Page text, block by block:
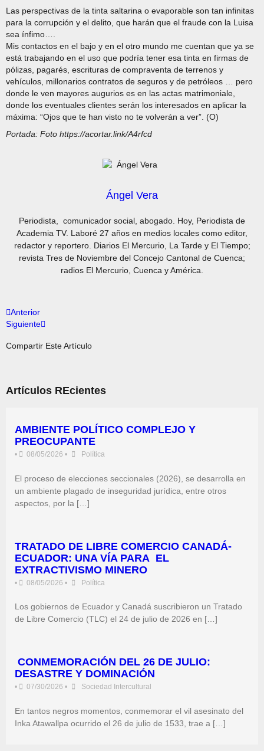
Las perspectivas de la tinta saltarina o evaporable son tan infinitas
para la corrupción y el delito, que harán que el fraude con la Luisa
sea ínfimo….
Mis contactos en el bajo y en el otro mundo me cuentan que ya se
está trabajando en el uso que podría tener esa tinta en firmas de
pólizas, pagarés, escrituras de compraventa de terrenos y
vehículos, millonarios contratos de seguros y de petróleos … pero
donde le ven mayores augurios es en las actas matrimoniale,
donde los eventuales clientes serán los interesados en aplicar la
máxima: “Ojos que te han visto no te volverán a ver”. (O)
Portada: Foto https://acortar.link/A4rfcd
Ángel Vera
Periodista, comunicador social, abogado. Hoy, Periodista de
Academia TV. Laboré 27 años en medios locales como editor,
redactor y reportero. Diarios El Mercurio, La Tarde y El Tiempo;
revista Tres de Noviembre del Concejo Cantonal de Cuenca;
radios El Mercurio, Cuenca y América.
Anterior
Siguiente
Compartir Este Artículo
Artículos REcientes
AMBIENTE POLÍTICO COMPLEJO Y
PREOCUPANTE
• 08/05/2026 • Política
El proceso de elecciones seccionales (2026), se desarrolla en
un ambiente plagado de inseguridad jurídica, entre otros
aspectos, por la […]
TRATADO DE LIBRE COMERCIO CANADÁ-
ECUADOR: UNA VÍA PARA EL
EXTRACTIVISMO MINERO
• 08/05/2026 • Política
Los gobiernos de Ecuador y Canadá suscribieron un Tratado
de Libre Comercio (TLC) el 24 de julio de 2026 en […]
CONMEMORACIÓN DEL 26 DE JULIO:
DESASTRE Y DOMINACIÓN
• 07/30/2026 • Sociedad Intercultural
En tantos negros momentos, conmemorar el vil asesinato del
Inka Atawallpa ocurrido el 26 de julio de 1533, trae a […]